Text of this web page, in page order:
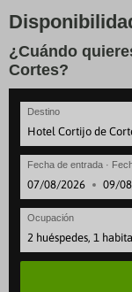
¿Cuándo
Cortes?
Destino
Fecha de entrada ·
·
Ocupación
2 huéspedes, 1